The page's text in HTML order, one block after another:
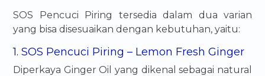
SOS Pencuci Piring tersedia dalam dua varian
yang bisa disesuaikan dengan kebutuhan, yaitu:
1. SOS Pencuci Piring – Lemon Fresh Ginger
Diperkaya Ginger Oil yang dikenal sebagai natural